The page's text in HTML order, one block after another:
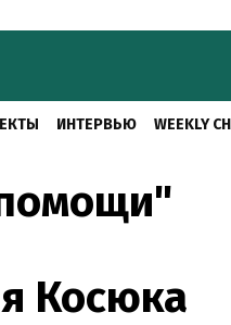
ИНТЕРВЬЮ WEEKLY
Косюка